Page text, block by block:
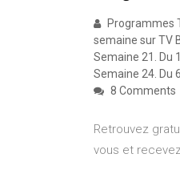
Programmes
semaine sur TV
Semaine 21. Du
Semaine 24. Du
8 Comments
Retrouvez
vous et